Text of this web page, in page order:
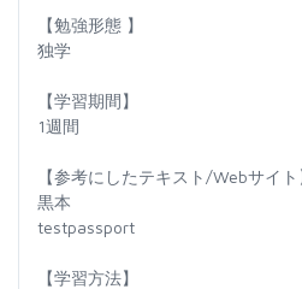
【勉強形態 】
独学
【学習期間】
1週間
【参考にしたテキスト/Webサイト
黒本
testpassport
【学習方法】